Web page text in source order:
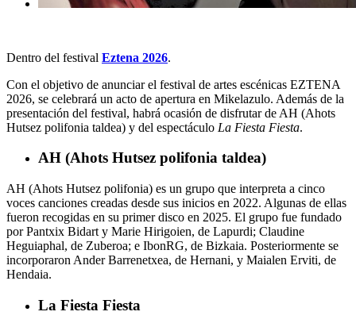
Dentro del festival Eztena 2026.
Con el objetivo de anunciar el festival de artes escénicas EZTENA
2026, se celebrará un acto de apertura en Mikelazulo. Además de la
presentación del festival, habrá ocasión de disfrutar de AH (Ahots
Hutsez polifonia taldea) y del espectáculo La Fiesta Fiesta.
AH (Ahots Hutsez polifonia taldea)
AH (Ahots Hutsez polifonia) es un grupo que interpreta a cinco
voces canciones creadas desde sus inicios en 2022. Algunas de ellas
fueron recogidas en su primer disco en 2025. El grupo fue fundado
por Pantxix Bidart y Marie Hirigoien, de Lapurdi; Claudine
Heguiaphal, de Zuberoa; e IbonRG, de Bizkaia. Posteriormente se
incorporaron Ander Barrenetxea, de Hernani, y Maialen Erviti, de
Hendaia.
La Fiesta Fiesta